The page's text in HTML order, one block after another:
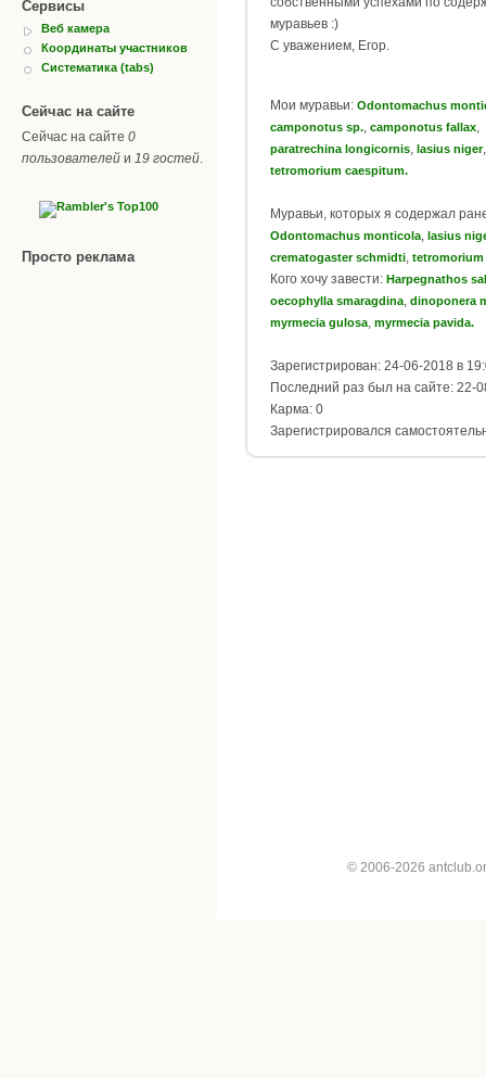
Сервисы
Веб камера
Координаты участников
Систематика (tabs)
Сейчас на сайте
Сейчас на сайте 0
пользователей и 19 гостей.
Просто реклама
муравьев :)
С уважением, Егор.
Мои муравьи: Odontomachus
camponotus sp. camponotus fallax
paratrechina longicornis lasius niger
tetromorium caespitum.
Муравьи, которых я содержал
Odontomachus monticola lasius
crematogaster schmidti tetromorium
Кого хочу завести: Harpegnathos
oecophylla smaragdina dinoponera
myrmecia gulosa myrmecia pavida.
Зарегистрирован: 24-06-2018 в
Последний раз был на сайте: 22-
Карма: 0
Зарегистрировался
© 2006-2026